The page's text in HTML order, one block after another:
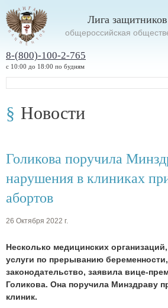
Лига
oбщероссийская
8-(800)-100-2-765
с 10:00 до 18:00 по будням
Новости
Голикова поручила
нарушения в клиниках
абортов
26 Октября 2022 г.
Несколько медицинских
услуги по прерыванию
законодательство, заявила вице-
Голикова. Она поручила Минздраву
клиник.